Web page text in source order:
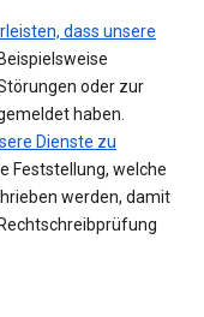
dass unsere
. Beispielsweise
oder zur
haben.
Dienste zu
Feststellung, welche
werden, damit